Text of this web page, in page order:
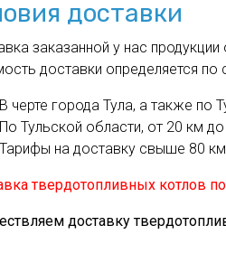
доставки
заказанной у нас
доставки определяется по
В черте города Тула, а также по
По Тульской области, от 20 км
Тарифы на доставку свыше 80 км
твердотопливных котлов по
доставку